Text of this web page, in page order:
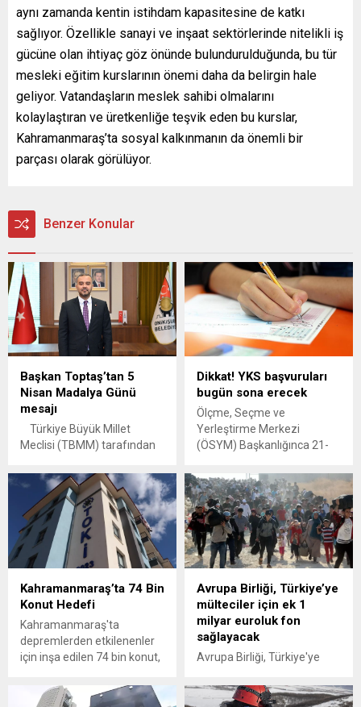
aynı zamanda kentin istihdam kapasitesine de katkı
sağlıyor. Özellikle sanayi ve inşaat sektörlerinde nitelikli iş
gücüne olan ihtiyaç göz önünde bulundurulduğunda, bu tür
mesleki eğitim kurslarının önemi daha da belirgin hale
geliyor. Vatandaşların meslek sahibi olmalarını
kolaylaştıran ve üretkenliğe teşvik eden bu kurslar,
Kahramanmaraş’ta sosyal kalkınmanın da önemli bir
parçası olarak görülüyor.
Benzer Konular
Başkan Toptaş’tan 5
Nisan Madalya Günü
mesajı
Türkiye Büyük Millet
Meclisi (TBMM) tarafından
Şeritli İstiklal Madalyası’nın
verilişinin 101’inci yıl
dönümü dolayısıyla mesaj
yayımlayan Onikişubat
Belediye Başkanı Hanifi
Toptaş, “Belediyemizin ismi
şehrimize madalya
verilmesine sebep olan
kahramanlık destanından
bize kalan gururun adıdır.
Kahramanmaraş’ımızın
olan 5...
Dikkat! YKS başvuruları
bugün sona erecek
Ölçme, Seçme ve
Yerleştirme Merkezi
(ÖSYM) Başkanlığınca 21-
2025 Yükseköğretim
Kurumları Sınavı (2025-YKS)
başvuruları bugün 23.59'da
sona erecek.
Kahramanmaraş’ta 74 Bin
Konut Hedefi
Kahramanmaraş'ta
depremlerden etkilenenler
için inşa edilen 74 bin konut,
edilecek.
Avrupa Birliği, Türkiye’ye
mülteciler için ek 1
milyar euroluk fon
sağlayacak
Avrupa Birliği, Türkiye'ye
euroluk fon sağlayacağını